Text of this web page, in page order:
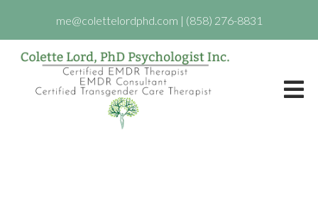
me@colettelordphd.com | (858) 276-8831